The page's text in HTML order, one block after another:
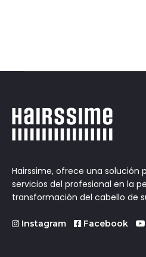
Hairssime, ofrece una solución
servicios del profesional en la
transformación del cabello de
Instagram Facebook